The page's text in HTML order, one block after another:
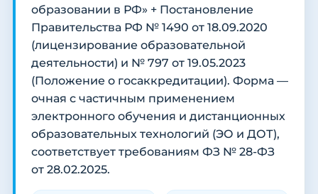
образовании в РФ» + Постановление
Правительства РФ № 1490 от 18.09.2020
(лицензирование образовательной
деятельности) и № 797 от 19.05.2023
(Положение о госаккредитации). Форма —
очная с частичным применением
электронного обучения и дистанционных
образовательных технологий (ЭО и ДОТ),
соответствует требованиям ФЗ № 28-ФЗ
от 28.02.2025.